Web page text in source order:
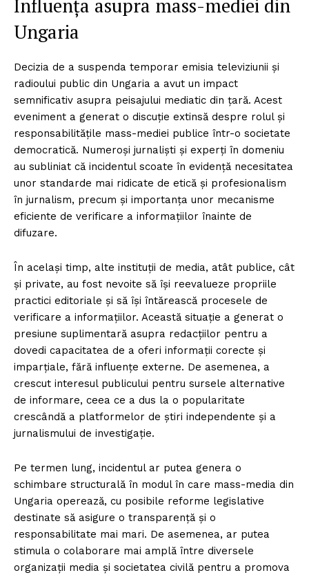
Influența asupra mass-mediei din
Ungaria
Decizia de a suspenda temporar emisia televiziunii și
radioului public din Ungaria a avut un impact
semnificativ asupra peisajului mediatic din țară. Acest
eveniment a generat o discuție extinsă despre rolul și
responsabilitățile mass-mediei publice într-o societate
democratică. Numeroși jurnaliști și experți în domeniu
au subliniat că incidentul scoate în evidență necesitatea
unor standarde mai ridicate de etică și profesionalism
în jurnalism, precum și importanța unor mecanisme
eficiente de verificare a informațiilor înainte de
difuzare.
În același timp, alte instituții de media, atât publice, cât
și private, au fost nevoite să își reevalueze propriile
practici editoriale și să își întărească procesele de
verificare a informațiilor. Această situație a generat o
presiune suplimentară asupra redacțiilor pentru a
dovedi capacitatea de a oferi informații corecte și
imparțiale, fără influențe externe. De asemenea, a
crescut interesul publicului pentru sursele alternative
de informare, ceea ce a dus la o popularitate
crescândă a platformelor de știri independente și a
jurnalismului de investigație.
Pe termen lung, incidentul ar putea genera o
schimbare structurală în modul în care mass-media din
Ungaria operează, cu posibile reforme legislative
destinate să asigure o transparență și o
responsabilitate mai mari. De asemenea, ar putea
stimula o colaborare mai amplă între diversele
organizații media și societatea civilă pentru a promova